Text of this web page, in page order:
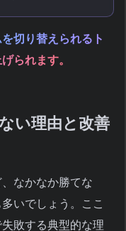
切り替えられるト
られます。
い理由と改善
なかなか勝てな
いでしょう。ここ
敗する典型的な理